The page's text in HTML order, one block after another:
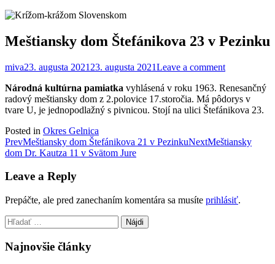
Meštiansky dom Štefánikova 23 v Pezinku
miva23. augusta 2021 23. augusta 2021Leave a comment
Národná kultúrna pamiatka vyhlásená v roku 1963. Renesančný
radový meštiansky dom z 2.polovice 17.storočia. Má pôdorys v
tvare U, je jednopodlažný s pivnicou. Stojí na ulici Štefánikova 23.
Posted in Okres Gelnica
Post
navigation
PrevMeštiansky dom Štefánikova 21 v PezinkuNextMeštiansky
dom Dr. Kautza 11 v Svätom Jure
Leave a Reply
Prepáčte, ale pred zanechaním komentára sa musíte prihlásiť.
Hľadať:
Najnovšie články